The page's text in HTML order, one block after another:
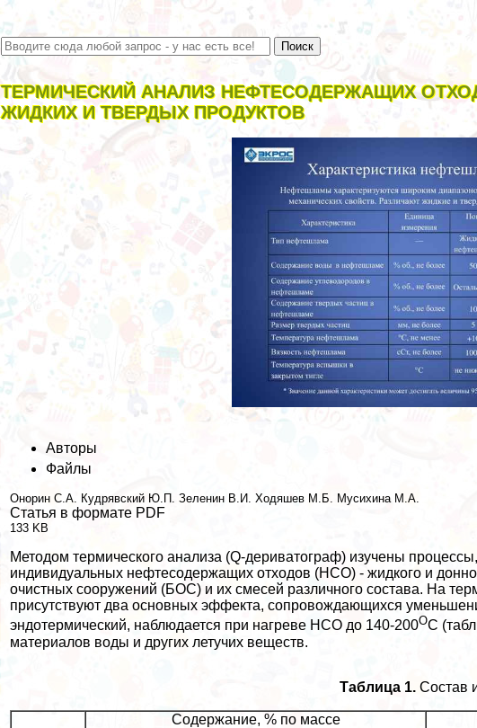
ТЕРМИЧЕСКИЙ АНАЛИЗ НЕФТЕСОДЕРЖАЩИХ
ЖИДКИХ И ТВЕРДЫХ ПРОДУКТОВ
Авторы
Файлы
Онорин С.А. Кудрявский Ю.П.Зеленин В.И.Ходяшев М.Б. Мусихина М.А.
Статья в формате PDF
133 KB
Методом термического анализа (Q-дериватограф) изучены
индивидуальных нефтесодержащих отходов (НСО) - жидкого и
очистных сооружений (БОС) и их смесей различного состава. На
присутствуют два основных эффекта, сопровождающихся
эндотермический, наблюдается при нагреве НСО до 140-200ОС
материалов воды и других летучих веществ.
Таблица 1. Состав
Содержание, % по массе